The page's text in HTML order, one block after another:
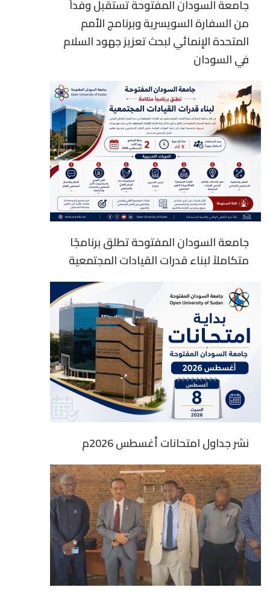
جامعة السودان المفتوحة تستقبل وفداً
من السفارة السويسرية وبرنامج الأمم
المتحدة الإنمائي لبحث تعزيز جهود السلام
في السودان
جامعة السودان المفتوحة تطلق برنامجًا
متكاملاً لبناء قدرات القيادات المجتمعية
نشر جداول امتحانات أغسطس 2026م